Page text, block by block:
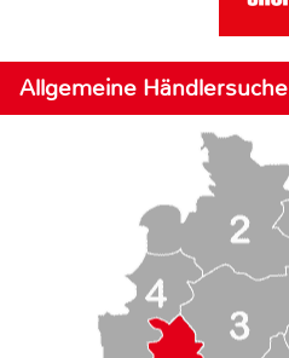
Allgemeine Händlersuche